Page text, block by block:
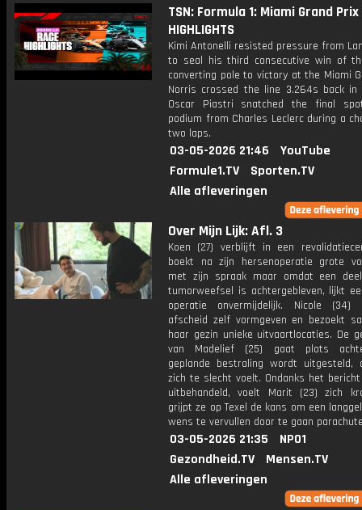
TSN: Formula 1: Miami Grand Prix
HIGHLIGHTS
Kimi Antonelli resisted pressure from
to seal his third consecutive win of
converting pole to victory at the Miami
Norris crossed the line 3.264s back in
Oscar Piastri snatched the final
podium from Charles Leclerc during a
two laps.
03-05-2026 21:46
YouTube
Formule1.TV
Sporten.TV
Alle afleveringen
Over Mijn Lijk: Afl. 3
Koen (27) verblijft in een
boekt na zijn hersenoperatie grote
met zijn spraak maar omdat een
tumorweefsel is achtergebleven, lijkt
operatie onvermijdelijk. Nicole
afscheid zelf vormgeven en bezoekt
haar gezin unieke uitvaartlocaties. De
van Madelief (25) gaat plots
geplande bestraling wordt uitgesteld,
zich te slecht voelt. Ondanks het
uitbehandeld, voelt Marit (23) zich
grijpt ze op Texel de kans om een
wens te vervullen door te gaan
03-05-2026 21:35
NPO1
Gezondheid.TV
Mensen.TV
Alle afleveringen